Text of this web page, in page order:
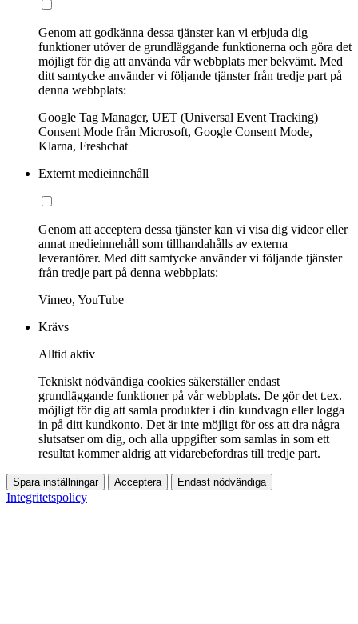
Genom att godkänna dessa tjänster kan vi erbjuda dig
funktioner utöver de grundläggande funktionerna och göra det
möjligt för dig att använda vår webbplats mer bekvämt. Med
ditt samtycke använder vi följande tjänster från tredje part på
denna webbplats:
Google Tag Manager, UET (Universal Event Tracking)
Consent Mode från Microsoft, Google Consent Mode,
Klarna, Freshchat
Externt medieinnehåll
Genom att acceptera dessa tjänster kan vi visa dig videor eller
annat medieinnehåll som tillhandahålls av externa
leverantörer. Med ditt samtycke använder vi följande tjänster
från tredje part på denna webbplats:
Vimeo, YouTube
Krävs
Alltid aktiv
Tekniskt nödvändiga cookies säkerställer endast
grundläggande funktioner på vår webbplats. De gör det t.ex.
möjligt för dig att samla produkter i din kundvagn eller logga
in på ditt kundkonto. Det är inte möjligt för oss att dra några
slutsatser om dig, och alla uppgifter som samlas in som ett
resultat kommer aldrig att vidarebefordras till tredje part.
Spara inställningar Acceptera Endast nödvändiga
Integritetspolicy